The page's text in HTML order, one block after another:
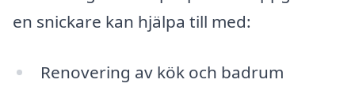
en snickare kan hjälpa till med:
Renovering av kök och badrum